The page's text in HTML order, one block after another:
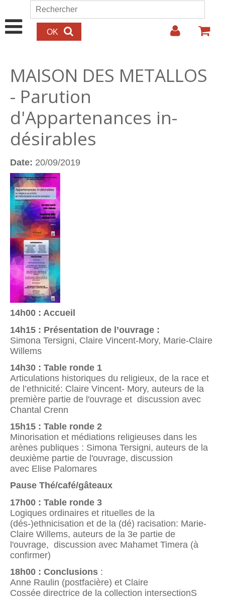
Aller au contenu principal
Formulaire de recherche
Rechercher
MAISON DES METALLOS
- Parution
d'Appartenances in-
désirables
Date: 20/09/2019
14h00 : Accueil
14h15 : Présentation de l’ouvrage :
Simona Tersigni, Claire Vincent-Mory, Marie-Claire
Willems
14h30 : Table ronde 1
Articulations historiques du religieux, de la race et
de l’ethnicité: Claire Vincent- Mory, auteurs de la
première partie de l'ouvrage et discussion avec
Chantal Crenn
15h15 : Table ronde 2
Minorisation et médiations religieuses dans les
arènes publiques : Simona Tersigni, auteurs de la
deuxième partie de l'ouvrage, discussion
avec Elise Palomares
Pause Thé/café/gâteaux
17h00 : Table ronde 3
Logiques ordinaires et rituelles de la
(dés-)ethnicisation et de la (dé) racisation: Marie-
Claire Willems, auteurs de la 3e partie de
l'ouvrage, discussion avec Mahamet Timera (à
confirmer)
18h00 : Conclusions :
Anne Raulin (postfacière) et Claire
Cossée directrice de la collection intersectionS